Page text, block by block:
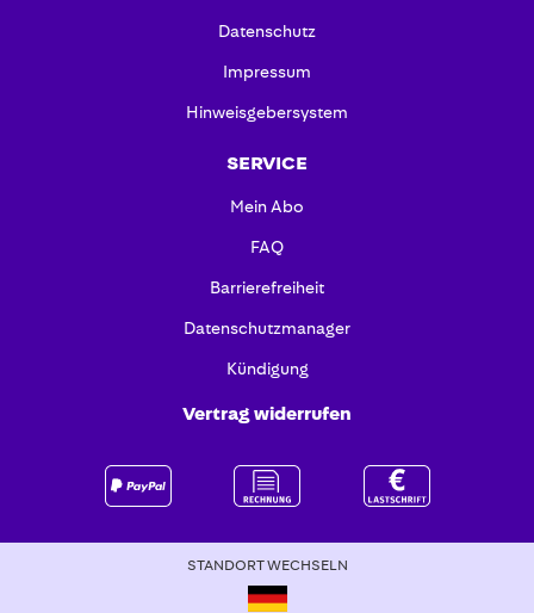
Datenschutz
Impressum
Hinweisgebersystem
SERVICE
Mein Abo
FAQ
Barrierefreiheit
Datenschutzmanager
Kündigung
Vertrag widerrufen
STANDORT WECHSELN